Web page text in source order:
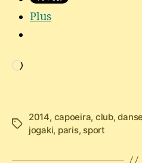
Plus
Étiquettes
2014, capoeira, club,danse
jogaki, paris, sport